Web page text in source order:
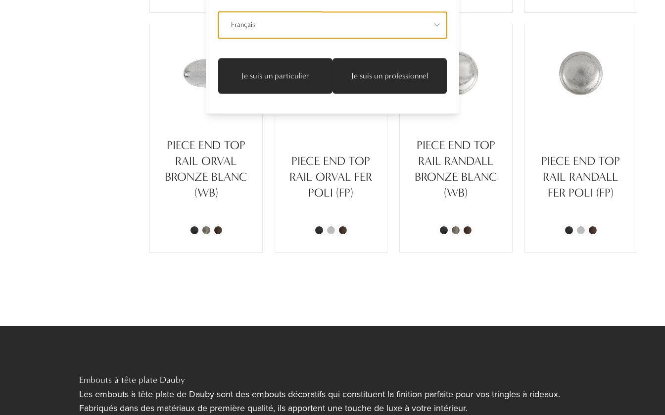
PIECE END TOP
RAIL ORVAL
BRONZE BLANC
(WB)
PIECE END TOP
RAIL ORVAL FER
POLI (FP)
PIECE END TOP
RAIL RANDALL
BRONZE BLANC
(WB)
PIECE END TOP
RAIL RANDALL
FER POLI (FP)
Embouts à tête plate Dauby
Les embouts à tête plate de Dauby sont des embouts décoratifs qui constituent la finition parfaite pour vos tringles à rideaux.
Fabriqués dans des matériaux de première qualité, ils apportent une touche de luxe à votre intérieur.
Français
Je suis un particulier Je suis un professionnel